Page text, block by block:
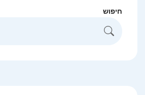
חיפוש